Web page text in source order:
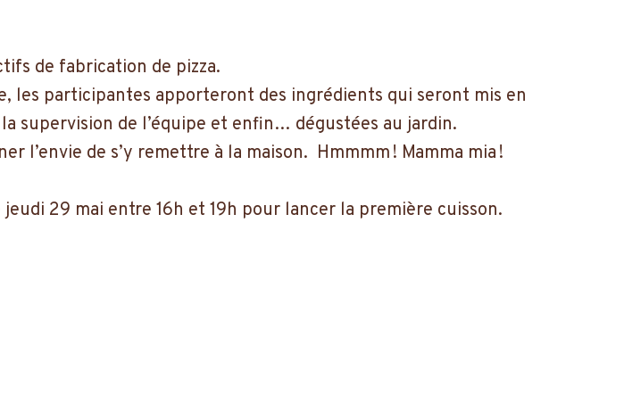
de fabrication de pizza.
les participant·es apporteront des ingrédients qui seront mis en
supervision de l’équipe et enfin… dégustées au jardin.
l’envie de s’y remettre à la maison. Hmmmm ! Mamma mia !
29 mai entre 16h et 19h pour lancer la première cuisson.